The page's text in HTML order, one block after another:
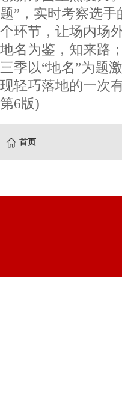
题”，实时考察选
个环节，让场内
地名为鉴，知来路
三季以“地名”为题
现轻巧落地的一次
第6版)
首页